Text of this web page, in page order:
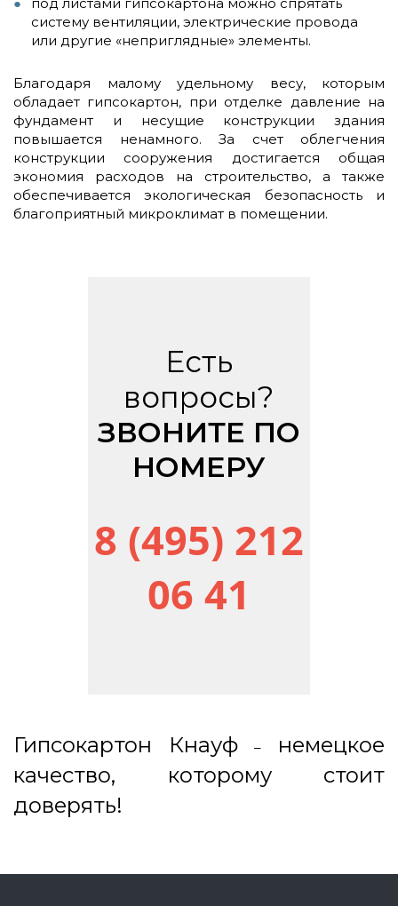
систему вентиляции, электрические провода
или другие «неприглядные» элементы.
Благодаря малому удельному весу, которым
обладает гипсокартон, при отделке давление на
фундамент и несущие конструкции здания
повышается ненамного. За счет облегчения
конструкции сооружения достигается общая
экономия расходов на строительство, а также
обеспечивается экологическая безопасность и
благоприятный микроклимат в помещении.
Есть
вопросы?
ЗВОНИТЕ ПО
НОМЕРУ
8 (495) 212
06 41
Гипсокартон Кнауф–
немецкое
качество, которому стоит
доверять!